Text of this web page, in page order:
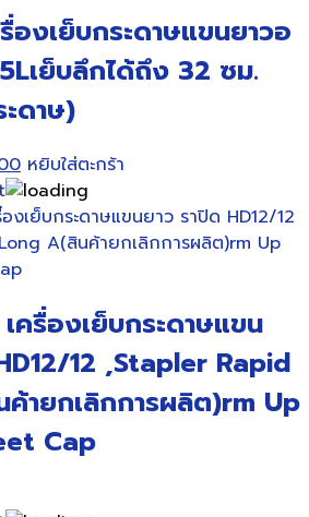
องเย็บกระดาษแขนยาวอ
เย็บลึกได้ถึง 32 ซม.
ดาษ)
Current
price
is:
฿520.00.
หยิบใส่ตะกร้า
ครื่องเย็บกระดาษแขน
12 ,Stapler Rapid
ายกเลิกการผลิต)rm Up
Cap